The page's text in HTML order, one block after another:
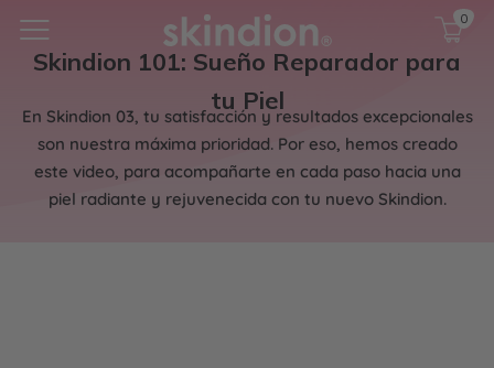
Carrito
00
Skindion 101: Sueño Reparador para
tu Piel
En Skindion 03, tu satisfacción y resultados excepcionales
son nuestra máxima prioridad. Por eso, hemos creado
este video, para acompañarte en cada paso hacia una
piel radiante y rejuvenecida con tu nuevo Skindion.